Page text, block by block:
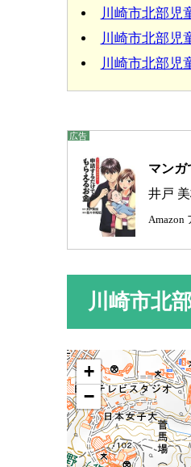
川崎市北部児
川崎市北部児
川崎市北部児
マンガ
井戸
Amazon
川崎市北